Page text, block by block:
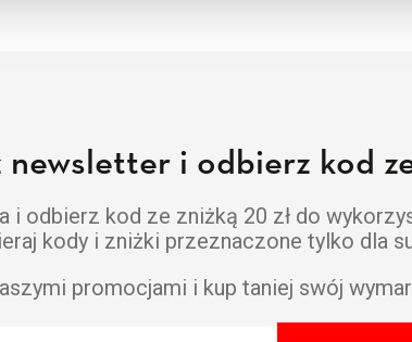
newsletter i odbierz kod
i odbierz kod ze zniżką 20 zł do
kody i zniżki przeznaczone tylko dla
promocjami i kup taniej swój